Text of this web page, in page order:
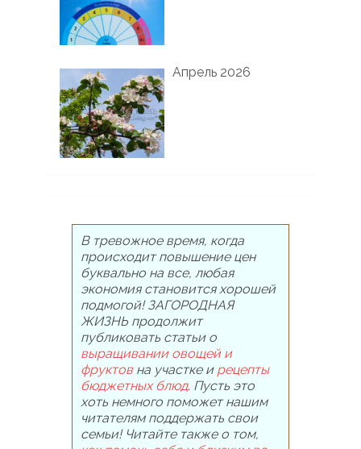
Апрель 2026
В тревожное время, когда
происходит повышение цен
буквально на все, любая
экономия становится хорошей
подмогой! ЗАГОРОДНАЯ
ЖИЗНЬ продолжит
публиковать статьи о
выращивании овощей и
фруктовна участке и рецепты
бюджетных блюд. Пусть это
хоть немного поможет нашим
читателям поддержать свои
семьи! Читайте также о том,